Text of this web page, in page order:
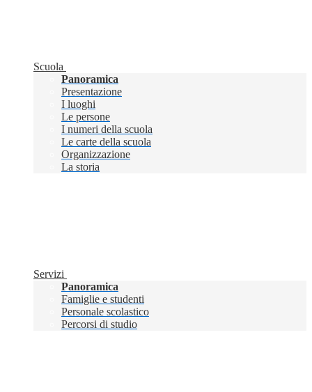
Scuola
Panoramica
Presentazione
I luoghi
Le persone
I numeri della scuola
Le carte della scuola
Organizzazione
La storia
Servizi
Panoramica
Famiglie e studenti
Personale scolastico
Percorsi di studio